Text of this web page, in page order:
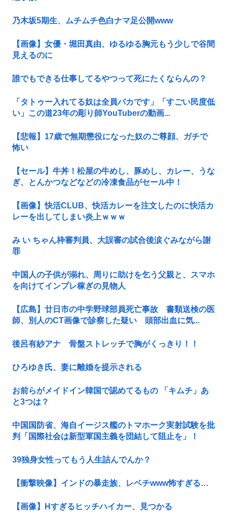
乃木坂5期生、ムチムチ色白ナマ足公開www
【画像】女優・堀田真由、ゆるゆる胸元もう少しで谷間
見えるのに
誰でもできる仕事してるやつって死にたくならんの？
「タトゥー入れてる奴は全員バカです」「すごい民度低
い」この道23年の彫り師YouTuberの動画...
【悲報】17歳で無期懲役になった奴のご尊顔、ガチで
怖い
【セール】牛丼！松屋の牛めし、豚めし、カレー、うな
ぎ、とんかつなどなどの冷凍食品がセール中！
【画像】快活CLUB、快活カレーを注文したのに快活カ
レーを出してしまい炎上ｗｗｗ
み い ちゃん枠審判員、大誤審の試合後涙ぐみながら謝
罪
中国人の子供が溺れ、周りに助けを乞う父親と、スマホ
を向けてインプレ稼ぎの見物人
【広島】廿日市の中学野球部員死亡事故 書類送検の医
師、別人のCT画像で診察した疑い 頭部出血に気...
後呂有紗アナ 骨盤ストレッチで胸がくっきり！！
ひろゆき氏、妻に離婚を提示される
お前らがメイドイン韓国で認めてるもの 「キムチ」あ
と3つは？
中国国防省、海自イージス艦のトマホーク実射試験を批
判「国際社会は新型軍国主義を団結して阻止を」！
39独身女性ってもう人生詰んでんか？
【衝撃映像】インドの暴走族、レベチwww怖すぎる…
【画像】Hすぎるヒッチハイカー、見つかる